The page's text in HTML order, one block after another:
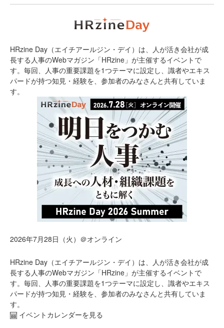
HRzine Day（エイチアールジン・デイ）は、人が活き会社が成
長する人事のWebマガジン「HRzine」が主催するイベントで
す。毎回、人事の重要課題を1つテーマに設定し、識者やエキス
パードが持つ知見・経験を、参加者のみなさんと共有していま
す。
2026年7月28日（火）＠オンライン
HRzine Day（エイチアールジン・デイ）は、人が活き会社が成
長する人事のWebマガジン「HRzine」が主催するイベントで
す。毎回、人事の重要課題を1つテーマに設定し、識者やエキス
パードが持つ知見・経験を、参加者のみなさんと共有していま
す。
イベントカレンダーを見る